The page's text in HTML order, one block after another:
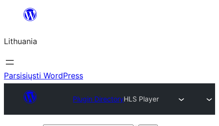
turinio
Lithuania
Parsisiųsti WordPress
Plugin DirectoryHLS Player